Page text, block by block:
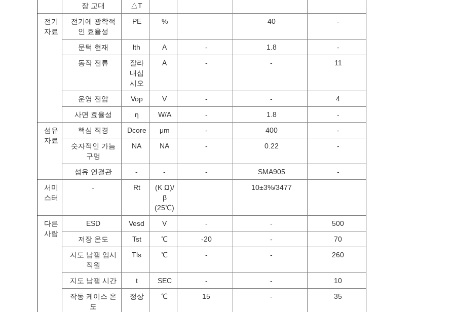
장 교대
△T
전기
자료
전기에 광학적
인 효율성
PE % 40 -
문턱 현재 lth A - 1.8
-
동작 전류
잘라
내십
시오
A - - 11
운영 전압 Vop V - -
4
사면 효율성
η W/A - 1.8
-
섬유
자료
핵심 직경 Dcore μm - 400
-
숫자적인 가늠
구멍
NA NA - 0.22 -
섬유 연결관 - - - SMA905
-
서미
스터
- Rt
(K Ω)/
β
(25℃)
10±3%/3477
다른
사람
ESD Vesd V - -
500
저장 온도
Tst ℃ -20 -
70
지도 납땜 임시
직원
Tls ℃ - - 260
지도 납땜 시간 t SEC - -
10
작동 케이스 온
도
정상 ℃ 15 - 35